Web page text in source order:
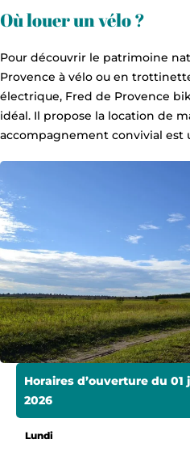
Où louer un vélo ?
Pour découvrir le patrimoine
Provence à vélo ou en
électrique, Fred de Provence
idéal. Il propose la location de
accompagnement convivial est
Horaires d’ouverture du
2026
Lundi